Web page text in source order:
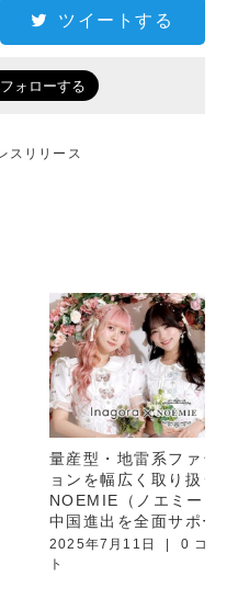
ツイートする
スリリース
量産型・地雷系ファッシ
ョンを幅広く取り扱う
NOEMIE（ノエミー）の
中国進出を全面サポート
2025年7月11日 |
0 コメン